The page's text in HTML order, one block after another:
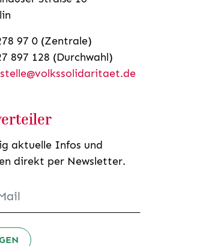
97 0 (Zentrale)
897 128 (Durchwahl)
aktuelle Infos und
direkt per Newsletter.